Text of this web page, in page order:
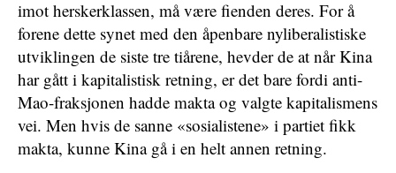
imot herskerklassen, må være fienden deres. For å
forene dette synet med den åpenbare nyliberalistiske
utviklingen de siste tre tiårene, hevder de at når Kina
har gått i kapitalistisk retning, er det bare fordi anti-
Mao-fraksjonen hadde makta og valgte kapitalismens
vei. Men hvis de sanne «sosialistene» i partiet fikk
makta, kunne Kina gå i en helt annen retning.